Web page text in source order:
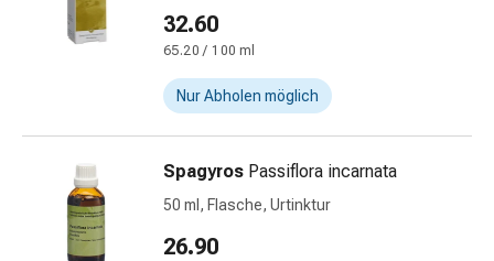
Insektenschutz
und
Mücken-
&
Zeckenschutz
Zeckenpinzette
Wurmmittel
32.60
65.20 / 100 ml
Nur Abholen möglich
Spagyros Passiflora incarnata
50 ml, Flasche, Urtinktur
26.90